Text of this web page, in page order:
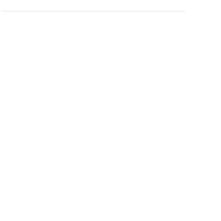
scegliere il conto terzi